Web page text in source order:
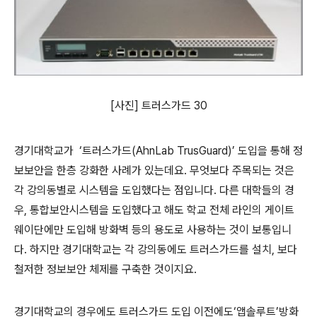
[사진] 트러스가드 30
경기대학교가 ‘트러스가드(AhnLab TrusGuard)’ 도입을 통해 정
보보안을 한층 강화한 사례가 있는데요. 무엇보다 주목되는 것은
각 강의동별로 시스템을 도입했다는 점입니다. 다른 대학들의 경
우, 통합보안시스템을 도입했다고 해도 학교 전체 라인의 게이트
웨이단에만 도입해 방화벽 등의 용도로 사용하는 것이 보통입니
다. 하지만 경기대학교는 각 강의동에도 트러스가드를 설치, 보다
철저한 정보보안 체제를 구축한 것이지요.
경기대학교의 경우에도 트러스가드 도입 이전에도‘앱솔루트’방화